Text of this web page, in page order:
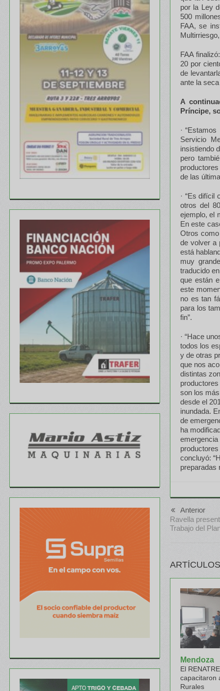
por la Ley
500
FAA, se
FAA
20 por
de
ante la
A
Príncipe,
·
Servicio
insistiendo
pero
de las
· “Es difícil
otros del
ejemplo, el
En este
Otros
de volver a
está
muy
traducido
que están
este
no es tan
para los
fin”.
· “Hace
todos los
y de otras
que nos
distintas
son los
desde el
inundada.
de
ha
emergencia
concluyó:
preparadas
Anterior
Ravella
Trabajo del
Mendoza
El
capacitaron
Rurales